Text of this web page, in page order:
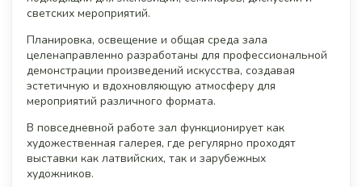
светских мероприятий.
Планировка, освещение и общая среда зала
целенаправленно разработаны для профессиональной
демонстрации произведений искусства, создавая
эстетичную и вдохновляющую атмосферу для
мероприятий различного формата.
В повседневной работе зал функционирует как
художественная галерея, где регулярно проходят
выставки как латвийских, так и зарубежных
художников.